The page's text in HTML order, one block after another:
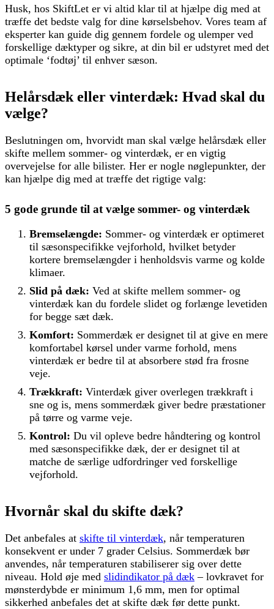
Husk, hos SkiftLet er vi altid klar til at hjælpe dig med at
træffe det bedste valg for dine kørselsbehov. Vores team af
eksperter kan guide dig gennem fordele og ulemper ved
forskellige dæktyper og sikre, at din bil er udstyret med det
optimale ‘fodtøj’ til enhver sæson.
Helårsdæk eller vinterdæk: Hvad skal du
vælge?
Beslutningen om, hvorvidt man skal vælge helårsdæk eller
skifte mellem sommer- og vinterdæk, er en vigtig
overvejelse for alle bilister. Her er nogle nøglepunkter, der
kan hjælpe dig med at træffe det rigtige valg:
5 gode grunde til at vælge sommer- og vinterdæk
Bremselængde: Sommer- og vinterdæk er optimeret
til sæsonspecifikke vejforhold, hvilket betyder
kortere bremselængder i henholdsvis varme og kolde
klimaer.
Slid på dæk: Ved at skifte mellem sommer- og
vinterdæk kan du fordele slidet og forlænge levetiden
for begge sæt dæk.
Komfort: Sommerdæk er designet til at give en mere
komfortabel kørsel under varme forhold, mens
vinterdæk er bedre til at absorbere stød fra frosne
veje.
Trækkraft: Vinterdæk giver overlegen trækkraft i
sne og is, mens sommerdæk giver bedre præstationer
på tørre og varme veje.
Kontrol: Du vil opleve bedre håndtering og kontrol
med sæsonspecifikke dæk, der er designet til at
matche de særlige udfordringer ved forskellige
vejforhold.
Hvornår skal du skifte dæk?
Det anbefales at skifte til vinterdæk, når temperaturen
konsekvent er under 7 grader Celsius. Sommerdæk bør
anvendes, når temperaturen stabiliserer sig over dette
niveau. Hold øje med slidindikator på dæk – lovkravet for
mønsterdybde er minimum 1,6 mm, men for optimal
sikkerhed anbefales det at skifte dæk før dette punkt.